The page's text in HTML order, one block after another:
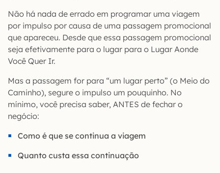
Não há nada de errado em programar uma viagem
por impulso por causa de uma passagem promocional
que apareceu. Desde que essa passagem promocional
seja efetivamente para o lugar para o Lugar Aonde
Você Quer Ir.
Mas a passagem for para “um lugar perto” (o Meio do
Caminho), segure o impulso um pouquinho. No
mínimo, você precisa saber, ANTES de fechar o
negócio:
Como é que se continua a viagem
Quanto custa essa continuação